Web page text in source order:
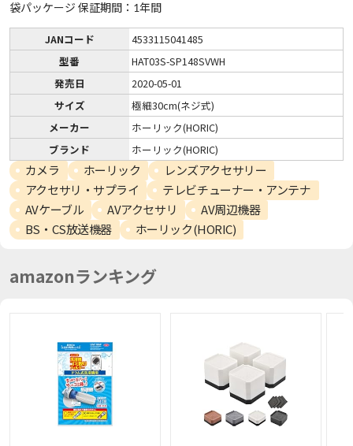
袋パッケージ 保証期間：1年間
JANコード
4533115041485
型番
HAT03S-SP148SVWH
発売日
2020-05-01
サイズ
極細30cm(ネジ式)
メーカー
ホーリック(HORIC)
ブランド
ホーリック(HORIC)
カメラ ホーリック
レンズアクセサリー
アクセサリ・サプライ
テレビチューナー・アンテナ
AVケーブル
AVアクセサリ
AV周辺機器
BS・CS放送機器
ホーリック(HORIC)
amazonランキング